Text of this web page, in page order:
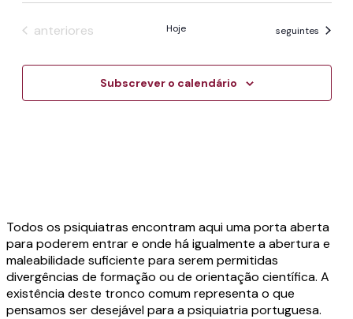
Eventos
anteriores Hoje Eventos
seguintes
Subscrever o calendário
Todos os psiquiatras encontram aqui uma porta aberta
para poderem entrar e onde há igualmente a abertura e
maleabilidade suficiente para serem permitidas
divergências de formação ou de orientação científica. A
existência deste tronco comum representa o que
pensamos ser desejável para a psiquiatria portuguesa.